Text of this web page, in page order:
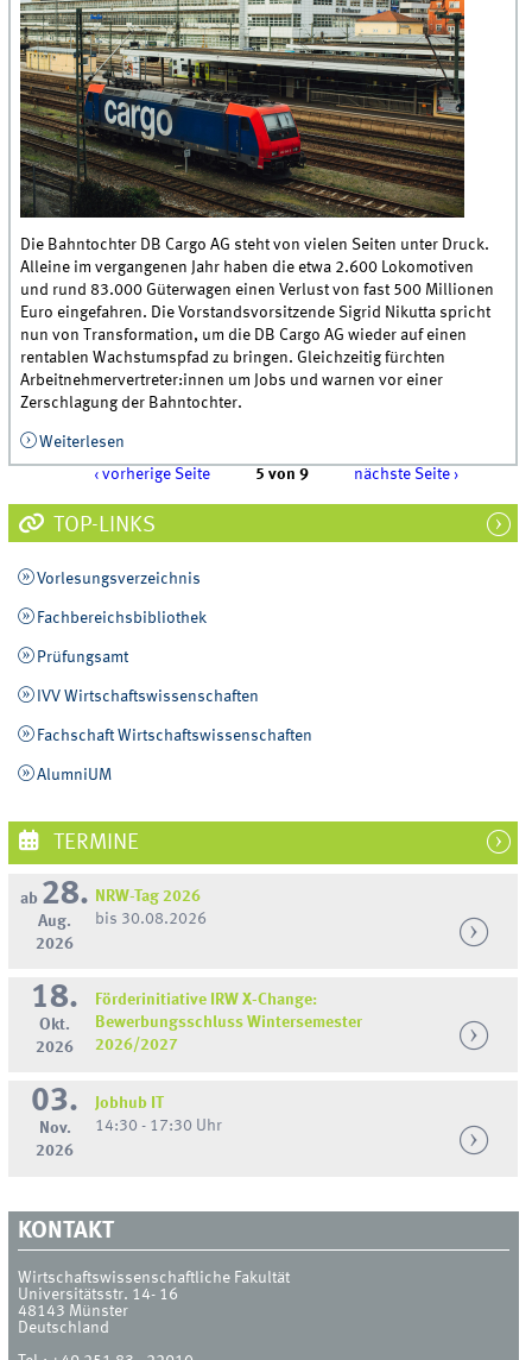
Die Bahntochter DB Cargo AG steht von vielen Seiten unter Druck.
Alleine im vergangenen Jahr haben die etwa 2.600 Lokomotiven
und rund 83.000 Güterwagen einen Verlust von fast 500 Millionen
Euro eingefahren. Die Vorstandsvorsitzende Sigrid Nikutta spricht
nun von Transformation, um die DB Cargo AG wieder auf einen
rentablen Wachstumspfad zu bringen. Gleichzeitig fürchten
Arbeitnehmervertreter:innen um Jobs und warnen vor einer
Zerschlagung der Bahntochter.
Weiterlesen
Millionenverlust der DB Cargo AG
‹ vorherige Seite 5 von 9 nächste Seite ›
TOP-LINKS
Vorlesungsverzeichnis
Fachbereichsbibliothek
Prüfungsamt
IVV Wirtschaftswissenschaften
Fachschaft Wirtschaftswissenschaften
AlumniUM
TERMINE
ab 28.
Aug.
2026
NRW-Tag 2026
bis 30.08.2026
18.
Okt.
2026
Förderinitiative IRW X-Change:
Bewerbungsschluss Wintersemester
2026/2027
03.
Nov.
2026
Jobhub IT
14:30 - 17:30 Uhr
KONTAKT
Wirtschaftswissenschaftliche Fakultät
Universitätsstr. 14- 16
48143 Münster
Deutschland